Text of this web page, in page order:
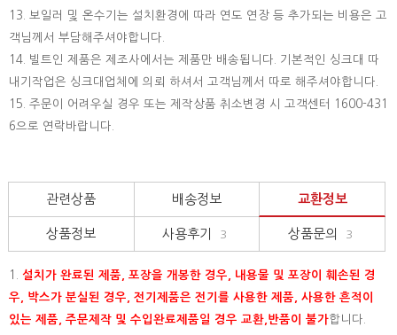
13. 보일러 및 온수기는 설치환경에 따라 연도 연장 등 추가되는 비용은 고
객님께서 부담해주셔야합니다.
14. 빌트인 제품은 제조사에서는 제품만 배송됩니다. 기본적인 싱크대 따
내기작업은 싱크대업체에 의뢰 하셔서 고객님께서 따로 해주셔야합니다.
15. 주문이 어려우실 경우 또는 제작상품 취소변경 시 고객센터 1600-431
6으로 연락바랍니다.
관련상품 배송정보 교환정보
상품정보 사용후기 3 상품문의 3
1. 설치가 완료된 제품, 포장을 개봉한 경우, 내용물 및 포장이 훼손된 경
우, 박스가 분실된 경우, 전기제품은 전기를 사용한 제품, 사용한 흔적이
있는 제품, 주문제작 및 수입완료제품일 경우 교환,반품이 불가합니다.